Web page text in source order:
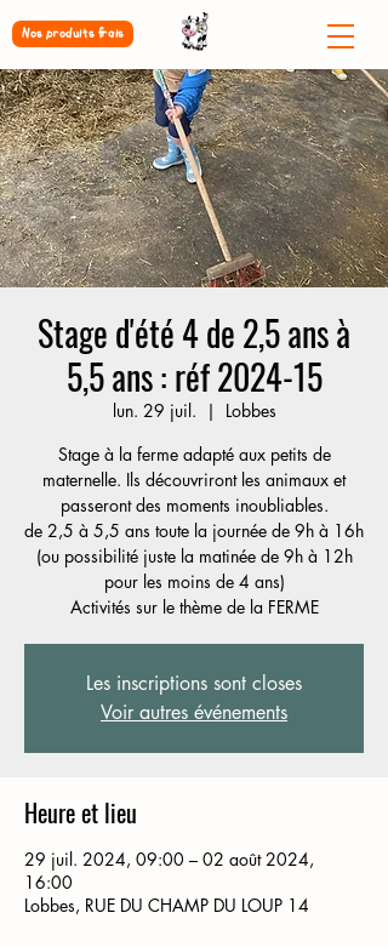
Nos produits frais
Stage d'été 4 de 2,5 ans à
5,5 ans : réf 2024-15
lun. 29 juil.
  |
Lobbes
Stage à la ferme adapté aux petits de
maternelle. Ils découvriront les animaux et
passeront des moments inoubliables.
de 2,5 à 5,5 ans toute la journée de 9h à 16h
(ou possibilité juste la matinée de 9h à 12h
pour les moins de 4 ans)
Activités sur le thème de la FERME
Les inscriptions sont closes
Voir autres événements
Heure et lieu
29 juil. 2024, 09:00 – 02 août 2024,
16:00
Lobbes, RUE DU CHAMP DU LOUP 14